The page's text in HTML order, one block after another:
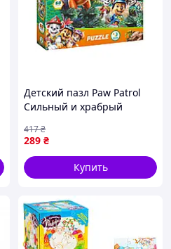
Детский пазл Paw Patrol
Сильный и храбрый
Дитячий пазл Paw Patrol
Сильний та хоробрий
200801 60 елементів
289 ₴
417₴
Купить